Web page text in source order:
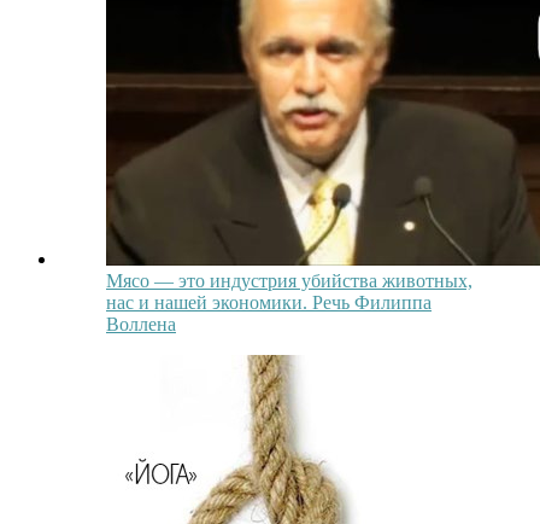
Мясо — это индустрия убийства животных,
нас и нашей экономики. Речь Филиппа
Воллена